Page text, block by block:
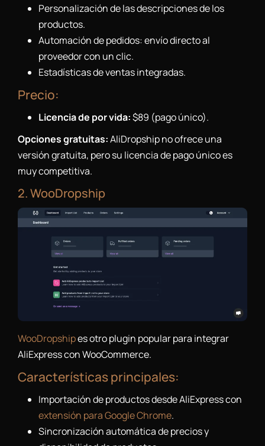
Personalización de las descripciones de los
productos.
Automación de pedidos: envío directo al
proveedor con un clic.
Estadísticas de ventas integradas.
Precio:
Licencia de por vida:$89 (pago único).
Opciones gratuitas:AliDropship no ofrece una
versión gratuita, pero su licencia de pago único es
muy competitiva.
2. WooDropship
WooDropshipes otro plugin popular para integrar
AliExpress con WooCommerce.
Características principales:
Importación de productos desde AliExpress con
extensión para Google Chrome.
Sincronización automática de precios y